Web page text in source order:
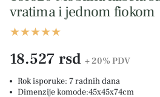
vratima i jednom fiokom
18.527 rsd + 20% PDV
Rok isporuke: 7 radnih dana
Dimenzije komode:45x45x74cm